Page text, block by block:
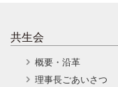
共生会
概要・沿革
理事長ごあいさつ